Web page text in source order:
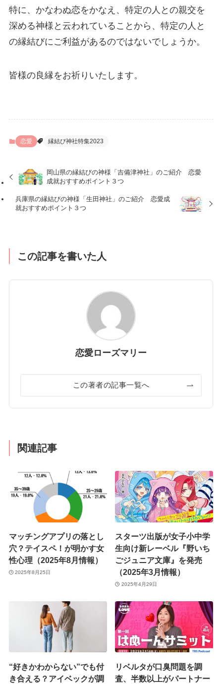
特に、かなわぬ恋をかなえ、特定の人との親交を
深める神様と云われていることから、特定の人と
の縁結びにご利益があるのではないでしょうか。
皆様の良縁をお祈りいたします。
恋愛 縁結び神社特集2023
岡山県の縁結びの神様「吉備津神社」のご紹介 恋愛
成就おすすめポイント３つ
兵庫県の縁結びの神様「生田神社」のご紹介 恋愛成
就おすすめポイント３つ
この記事を書いた人
恋愛ローズマリー
この著者の記事一覧へ
関連記事
マッチングアプリの落とし
穴？テイスペ！が明かす女
性心理（2025年8月情報）
2025年8月25日
スターツ出版が女子小中学
生向け新レーベル『野いち
ごジュニア文庫』を発売
（2025年3月情報）
2025年4月29日
“好きかわからない”でも付
き合える？アイベックが調
リベルタが口臭問題を調
査、半数以上がパートナー